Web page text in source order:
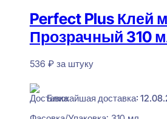
Perfect Plus Клей
Прозрачный 310
536 ₽ за штуку
Ближайшая доставка: